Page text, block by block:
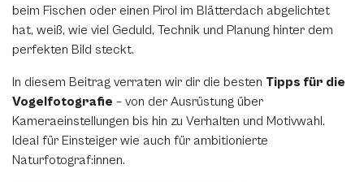
beim Fischen oder einen Pirol im Blätterdach abgelichtet
hat, weiß, wie viel Geduld, Technik und Planung hinter dem
perfekten Bild steckt.
In diesem Beitrag verraten wir dir die besten Tipps für die
Vogelfotografie – von der Ausrüstung über
Kameraeinstellungen bis hin zu Verhalten und Motivwahl.
Ideal für Einsteiger wie auch für ambitionierte
Naturfotograf:innen.